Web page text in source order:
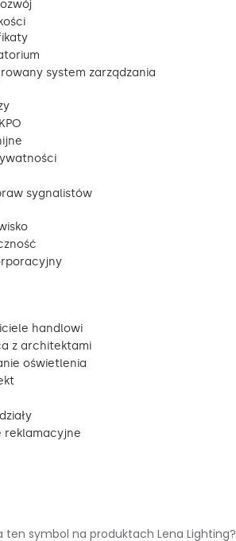
system zarządzania
sygnalistów
handlowi
z architektami
oświetlenia
reklamacyjne
ten symbol na produktach Lena Lighting?